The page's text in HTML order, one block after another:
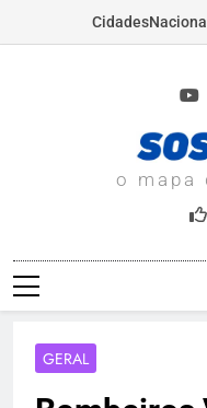
CidadesNacional
o mapa
GERAL